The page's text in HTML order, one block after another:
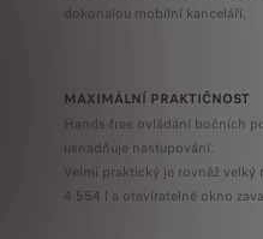
dokonalou mobilní kanceláří.
MAXIMÁLNÍ PRAKTIČNOST
Hands-free ovládání bočních
usnadňuje nastupování.
Velmi praktický je rovněž
4 554 l a otevíratelné okno